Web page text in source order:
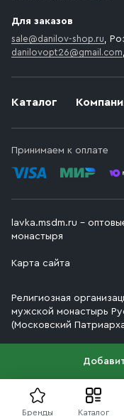
Бренды Каталог
Каталог
Принимаем к оплате
Для заказов
sale@danilov-shop.ru,
danilovopt26@gmail.com
lavka.msdm.ru –
монастыря
Карта сайта
Религиозная
мужской монастырь
(Московский